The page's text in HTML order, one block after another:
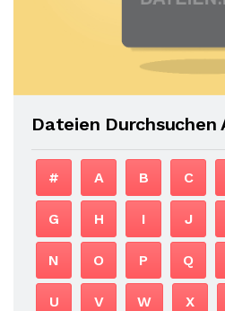
Dateien Durchsuchen
# A B C
G H I J
N O P Q
U V W X